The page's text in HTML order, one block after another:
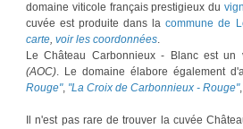
domaine viticole français prestigieux du
cuvée est produite dans lacommune de
carte, voir les coordonnées.
Le Château Carbonnieux - Blanc est un
(AOC). Le domaine élabore également
Rouge", "La Croix de Carbonnieux - Rouge",
Il n'est pas rare de trouver la cuvée